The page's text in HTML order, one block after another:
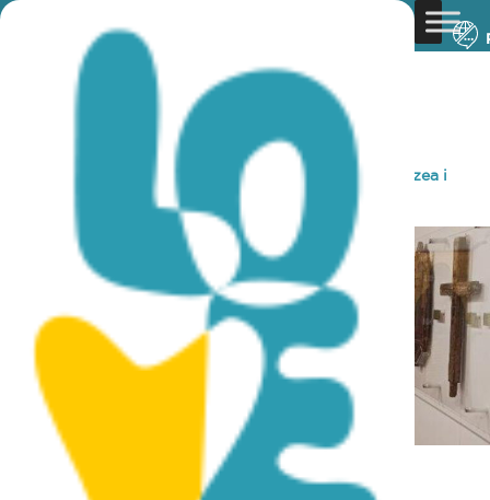
Home Discover Cyprus
Muzea i
Muzeum w Klasztorze Agios Neophytos
Muzeum w Klasztorze Agios
Neophytos